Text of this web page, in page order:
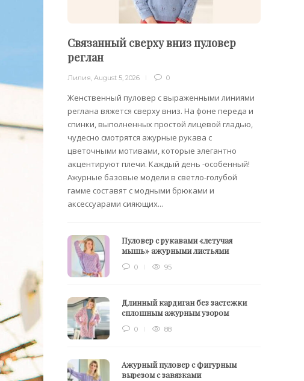
Связанный сверху вниз пуловер
реглан
Лилия ,August 5, 2026 0
Женственный пуловер с выраженными линиями
реглана вяжется сверху вниз. На фоне переда и
спинки, выполненных простой лицевой гладью,
чудесно смотрятся ажурные рукава с
цветочными мотивами, которые элегантно
акцентируют плечи. Каждый день -особенный!
Ажурные базовые модели в светло-голубой
гамме составят с модными брюками и
аксессуарами сияющих...
Пуловер с рукавами «летучая
мышь» ажурными листьями
0 95
Длинный кардиган без застежки
сплошным ажурным узором
0 88
Ажурный пуловер с фигурным
вырезом с завязками